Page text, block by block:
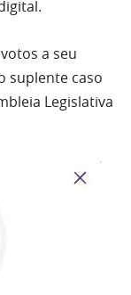
a seu
suplente caso
Legislativa